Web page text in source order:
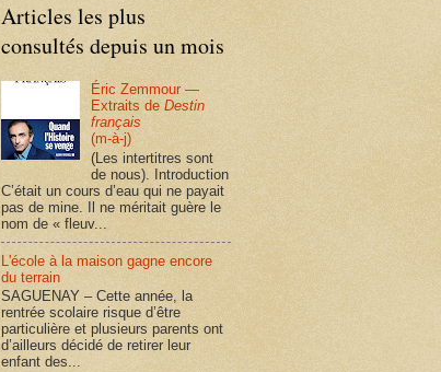
Articles les plus
consultés depuis un mois
Éric Zemmour —
Extraits deDestin
français
(m-à-j)
(Les intertitres sont
de nous). Introduction
C’était un cours d’eau qui ne payait
pas de mine. Il ne méritait guère le
nom de « fleuv...
L'école à la maison gagne encore
du terrain
SAGUENAY – Cette année, la
rentrée scolaire risque d’être
particulière et plusieurs parents ont
d’ailleurs décidé de retirer leur
enfant des...